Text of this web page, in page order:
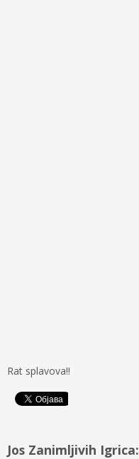
Rat splavova!!
Jos Zanimljivih Igrica: